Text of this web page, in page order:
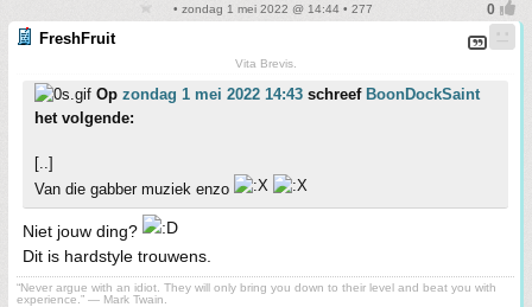
• zondag 1 mei 2022 @ 14:44 • 277
FreshFruit
Vita Brevis.
Op zondag 1 mei 2022 14:43 schreef BoonDockSaint
het volgende:
[..]
Van die gabber muziek enzo
Niet jouw ding?
Dit is hardstyle trouwens.
“Never argue with an idiot. They will only bring you down to their level and beat you with
experience.” ― Mark Twain.